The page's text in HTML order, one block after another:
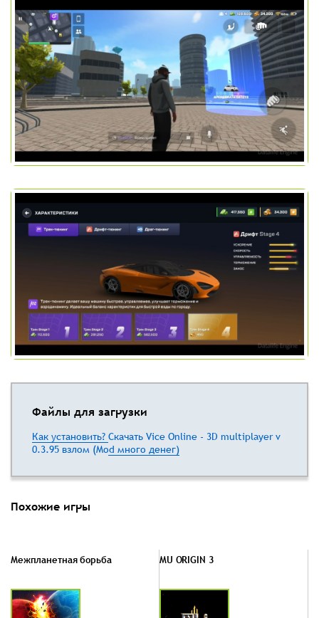
Файлы для загрузки
Как установить? Скачать Vice Online - 3D multiplayer v
0.3.95 взлом (Mod много денег)
Похожие игры
Межпланетная борьба MU ORIGIN 3